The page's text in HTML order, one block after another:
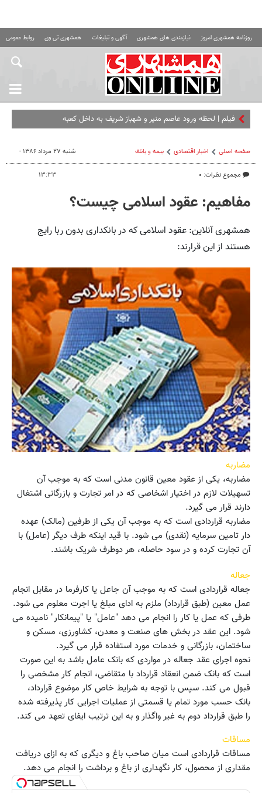
روزنامه همشهری امروز نیازمندی های همشهری آگهی و تبلیغات همشهری تی وی روابط عمومی
فیلم | لحظه ورود عاصم منیر و شهباز شریف به داخل کعبه
صفحه اصلی اخبار اقتصادی بيمه و بانك
مجموع نظرات: ۰
شنبه ۲۷ مرداد ۱۳۸۶ -
۱۳:۳۳
مفاهیم: عقود اسلامی چیست؟
همشهری آنلاین: عقود اسلامی که در بانکداری بدون ربا رایج
هستند از این قرارند:
مضاربه
مضاربه، یکی از عقود معین قانون مدنی است که به موجب آن
تسهیلات لازم در اختیار اشخاصی که در امر تجارت و بازرگانی اشتغال
دارند قرار می گیرد.
مضاربه قراردادی است که به موجب آن یکی از طرفین (مالک) عهده
دار تامین سرمایه (نقدی) می شود. با قید اینکه طرف دیگر (عامل) با
آن تجارت کرده و در سود حاصله، هر دوطرف شریک باشند.
جعاله
جعاله قراردادی است که به موجب آن جاعل یا کارفرما در مقابل انجام
عمل معین (طبق قرارداد) ملزم به ادای مبلغ یا اجرت معلوم می شود.
طرفی که عمل یا کار را انجام می دهد "عامل" یا "پیمانکار" نامیده می
شود. این عقد در بخش های صنعت و معدن، کشاورزی، مسکن و
ساختمان، بازرگانی و خدمات مورد استفاده قرار می گیرد.
نحوه اجرای عقد جعاله در مواردی که بانک عامل باشد به این صورت
است که بانک ضمن انعقاد قرارداد با متقاضی، انجام کار مشخصی را
قبول می کند. سپس با توجه به شرایط خاص کار موضوع قرارداد،
بانک حسب مورد تمام یا قسمتی از عملیات اجرایی کار پذیرفته شده
را طبق قرارداد دوم به غیر واگذار و به این ترتیب ایفای تعهد می کند.
مساقات
مساقات قراردادی است میان صاحب باغ و دیگری که به ازای دریافت
مقداری از محصول، کار نگهداری از باغ و برداشت را انجام می دهد.